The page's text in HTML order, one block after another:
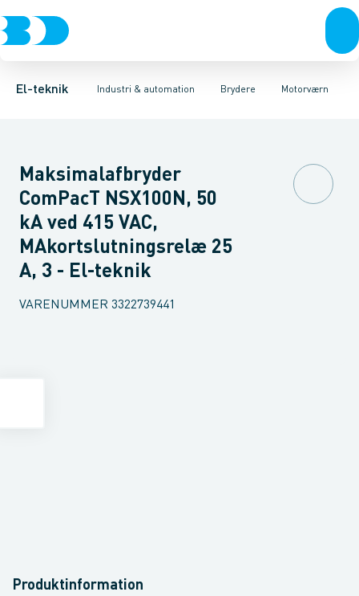
El-teknik Industri & automation
Afbrydere, stikkontakter & lampeudtagForgreningsmateriel
Brydere
Industristiksystemer Frekvensomformere og softstartere
Motorværn
Motorbetjening for effektafbryder Ombygningssæt til
Maksimalafbryder
ComPacT NSX100N, 50
kA ved 415 VAC,
MAkortslutningsrelæ 25
A, 3 - El-teknik
VARENUMMER 3322739441
Produktinformation